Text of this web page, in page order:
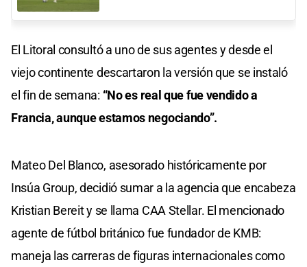
El Litoral consultó a uno de sus agentes y desde el
viejo continente descartaron la versión que se instaló
el fin de semana: “No es real que fue vendido a
Francia, aunque estamos negociando”.
Mateo Del Blanco, asesorado históricamente por
Insúa Group, decidió sumar a la agencia que encabeza
Kristian Bereit y se llama CAA Stellar. El mencionado
agente de fútbol británico fue fundador de KMB:
maneja las carreras de figuras internacionales como